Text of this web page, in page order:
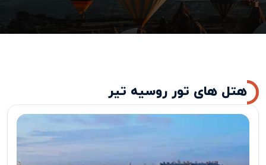
هتل های تور روسیه تیر